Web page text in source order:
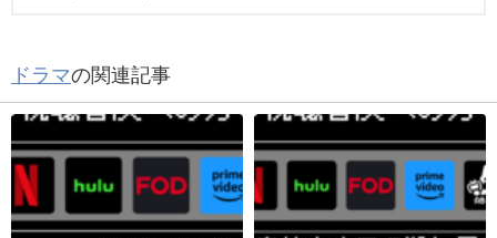
ドラマの関連記事